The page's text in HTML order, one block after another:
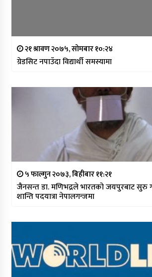
२१ श्रावण २०७५, सोमबार १०:२४
ग्रेडसिट नपाउँदा विद्यार्थी समस्यामा
५ फाल्गुन २०७३, बिहीबार ११:२१
जैनसन्त डा. मणिभद्रले भारतको जयपुरबाट सुरु
शान्ति पदयात्रा नेपालगन्जमा